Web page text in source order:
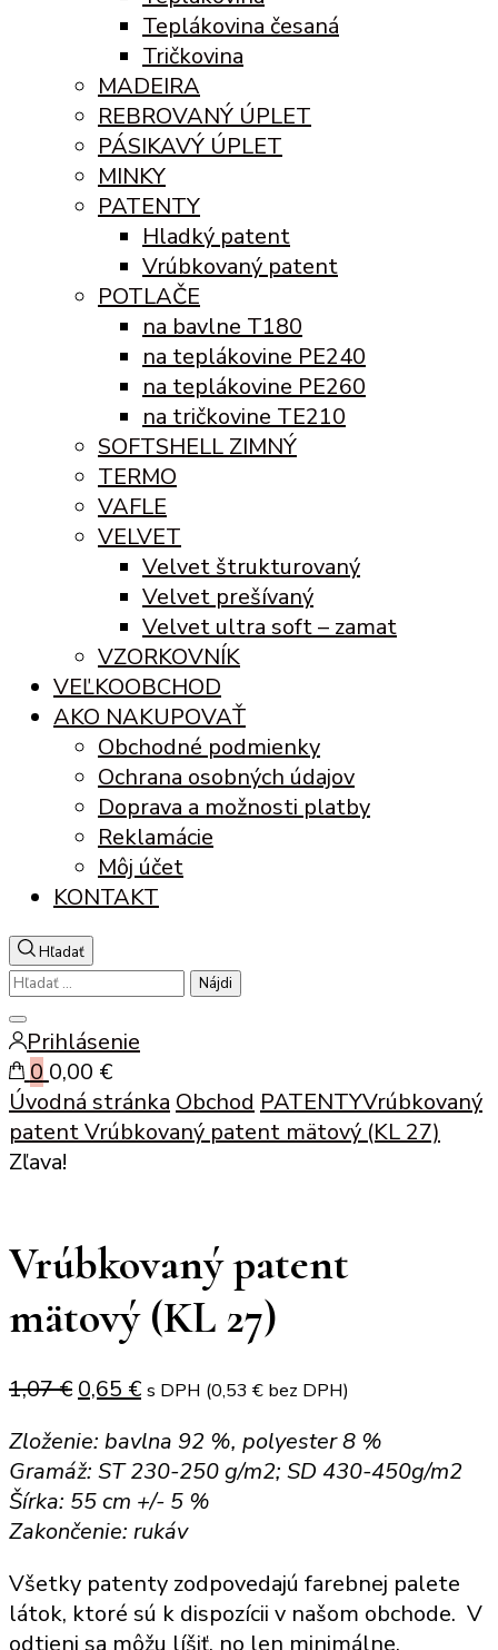
Teplákovina česaná
Tričkovina
MADEIRA
REBROVANÝ ÚPLET
PÁSIKAVÝ ÚPLET
MINKY
PATENTY
Hladký patent
Vrúbkovaný patent
POTLAČE
na bavlne T180
na teplákovine PE240
na teplákovine PE260
na tričkovine TE210
SOFTSHELL ZIMNÝ
TERMO
VAFLE
VELVET
Velvet štrukturovaný
Velvet prešívaný
Velvet ultra soft – zamat
VZORKOVNÍK
VEĽKOOBCHOD
AKO NAKUPOVAŤ
Obchodné podmienky
Ochrana osobných údajov
Doprava a možnosti platby
Reklamácie
Môj účet
KONTAKT
Hľadať
Hľadať:
Zatvoriť
vyhľadávanie
Prihlásenie
0 0,00 €
Úvodná stránka Obchod PATENTYVrúbkovaný
patentVrúbkovaný patent mätový (KL 27)
Zľava!
Vrúbkovaný patent
mätový (KL 27)
1,07€ Original
was:
1,07 €.
0,65 €Current
is:
0,65 €.
s DPH (0,53 € bez DPH)
Zloženie: bavlna 92 %, polyester 8 %
Gramáž: ST 230-250 g/m2; SD 430-450g/m2
Šírka: 55 cm +/- 5 %
Zakončenie: rukáv
Všetky patenty zodpovedajú farebnej palete
látok, ktoré sú k dispozícii v našom obchode. V
odtieni sa môžu líšiť, no len minimálne.